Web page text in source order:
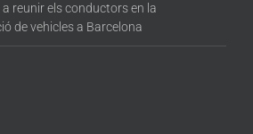
reunir els conductors en la
de vehicles a Barcelona